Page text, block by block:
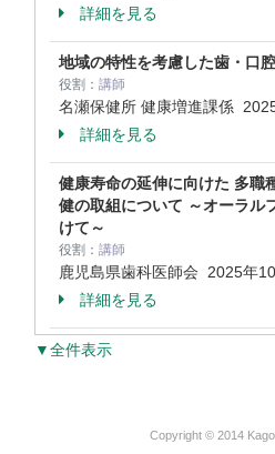
詳細を見る
地域の特性を考慮した歯・口
役割： 講師
名瀬保健所 健康増進課係
詳細を見る
健康寿命の延伸に向けた 多職
健の取組について ～オーラル
けて～
役割： 講師
鹿児島県歯科医師会 2025年
詳細を見る
▼全件表示
Copyright © 2014